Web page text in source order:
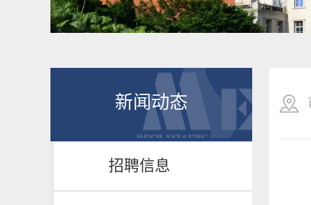
新闻动态
招聘信息